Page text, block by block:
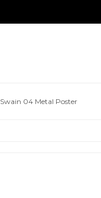
Swain 04 Metal Poster